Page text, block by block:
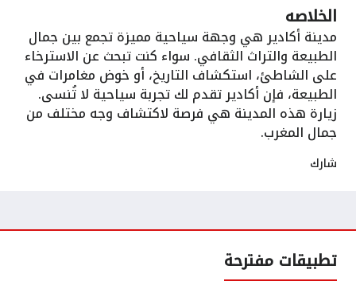
الخلاصه
مدينة أكادير هي وجهة سياحية مميزة تجمع بين جمال
الطبيعة والتراث الثقافي. سواء كنت تبحث عن الاسترخاء
على الشاطئ، استكشاف التاريخ، أو خوض مغامرات في
الطبيعة، فإن أكادير تقدم لك تجربة سياحية لا تُنسى.
زيارة هذه المدينة هي فرصة لاكتشاف وجه مختلف من
جمال المغرب.
شارك
تطبيقات مفترحة